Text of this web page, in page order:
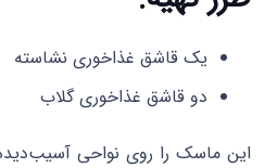
یک قاشق غذاخوری نشاسته
دو قاشق غذاخوری گلاب